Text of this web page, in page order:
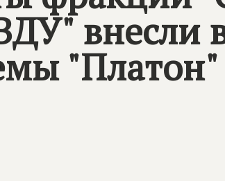
" внесли
"Платон"